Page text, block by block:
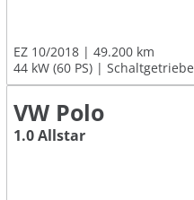
EZ 10/2018
49.200 km
44 kW (60 PS)
Schaltgetriebe
VW Polo
1.0 Allstar